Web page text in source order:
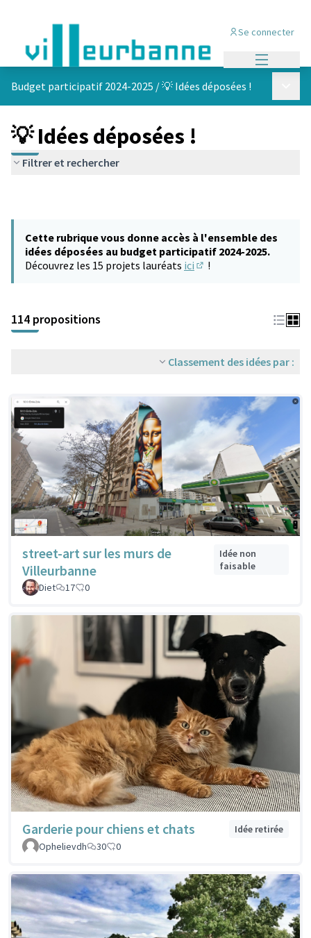
Se connecter
Budget participatif 2024-2025 /💡 Idées déposées !
💡 Idées déposées !
Filtrer et rechercher
Cette rubrique vous donne accès à l'ensemble des
idées déposées au budget participatif 2024-2025.
Découvrez les 15 projets lauréats ici !
114 propositions
Classement des idées par :
street-art sur les murs de
Villeurbanne
Idée non
faisable
Diet
17 0
Garderie pour chiens et chats
Idée retirée
Ophelievdh
30 0